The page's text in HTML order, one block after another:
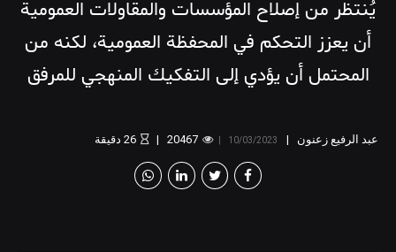
يُنتظر من إصلاح المؤسسات والمقاولات العمومية
أن يعزز التحكم في المحفظة العمومية، لكنه من
المحتمل أن يؤدي إلى التفكيك المنهجي للمرفق
والمؤسساتية لجعل هذا الورش مدخلا لإصلاح
القطاع العام.
عبد الرفيع زعنون 10/03/2023
20467
26 دقيقة